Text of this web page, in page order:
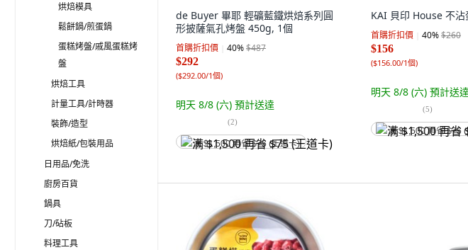
烘焙模具
鬆餅鍋/煎蛋鍋
蛋糕烤盤/戚風蛋糕烤
盤
烘焙工具
計量工具/計時器
裝飾/造型
烘焙紙/包裝用品
日用品/免洗
廚房百貨
鍋具
刀/砧板
料理工具
de Buyer 畢耶 輕礦藍鐵烘焙系列圓
形披薩氣孔烤盤 450g, 1個
首購折扣價 40%$487
$292
($292.00/1個)
明天 8/8 (六) 預計送達
(2)
满 $1,500 再省 $75 (王道卡)
KAI 貝印 House 不沾
首購折扣價 40%$260
$156
($156.00/1個)
明天 8/8 (六) 預計送達
(5)
满 $1,500 再省 $75